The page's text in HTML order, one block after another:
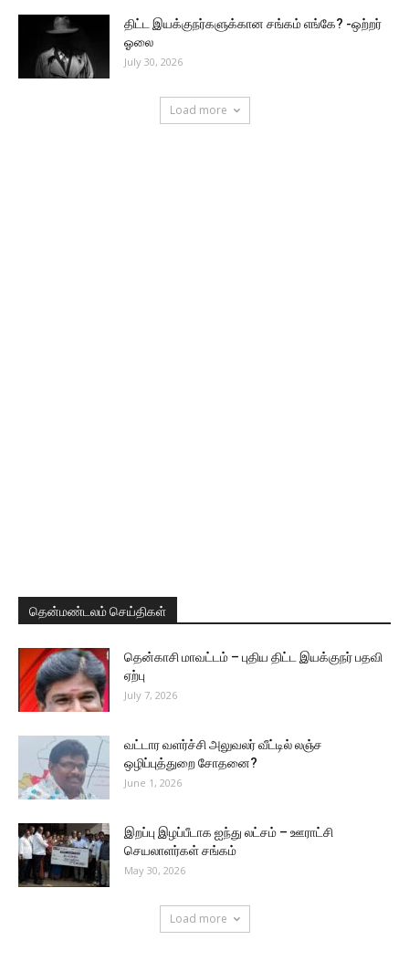
திட்ட இயக்குநர்களுக்கான சங்கம் எங்கே? -ஒற்றர்
ஓலை
July 30, 2026
Load more
தென்மண்டலம் செய்திகள்
தென்காசி மாவட்டம் – புதிய திட்ட இயக்குநர் பதவி
ஏற்பு
July 7, 2026
வட்டார வளர்ச்சி அலுவலர் வீட்டில் லஞ்ச
ஒழிப்புத்துறை சோதனை?
June 1, 2026
இறப்பு இழப்பீடாக ஐந்து லட்சம் – ஊராட்சி
செயலாளர்கள் சங்கம்
May 30, 2026
Load more